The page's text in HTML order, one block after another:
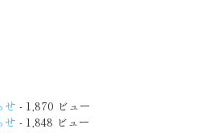
せ - 1,870 ビュー
せ - 1,848 ビュー